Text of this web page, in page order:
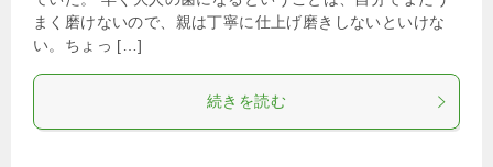
まく磨けないので、親は丁寧に仕上げ磨きしないといけな
い。ちょっ […]
続きを読む